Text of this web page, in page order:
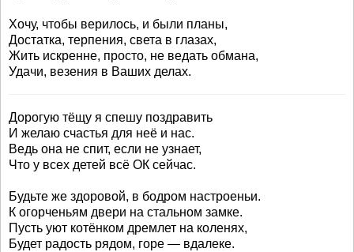
Хочу, чтобы верилось, и были планы,
Достатка, терпения, света в глазах,
Жить искренне, просто, не ведать обмана,
Удачи, везения в Ваших делах.
Дорогую тёщу я спешу поздравить
И желаю счастья для неё и нас.
Ведь она не спит, если не узнает,
Что у всех детей всё ОК сейчас.
Будьте же здоровой, в бодром настроеньи.
К огорченьям двери на стальном замке.
Пусть уют котёнком дремлет на коленях,
Будет радость рядом, горе — вдалеке.